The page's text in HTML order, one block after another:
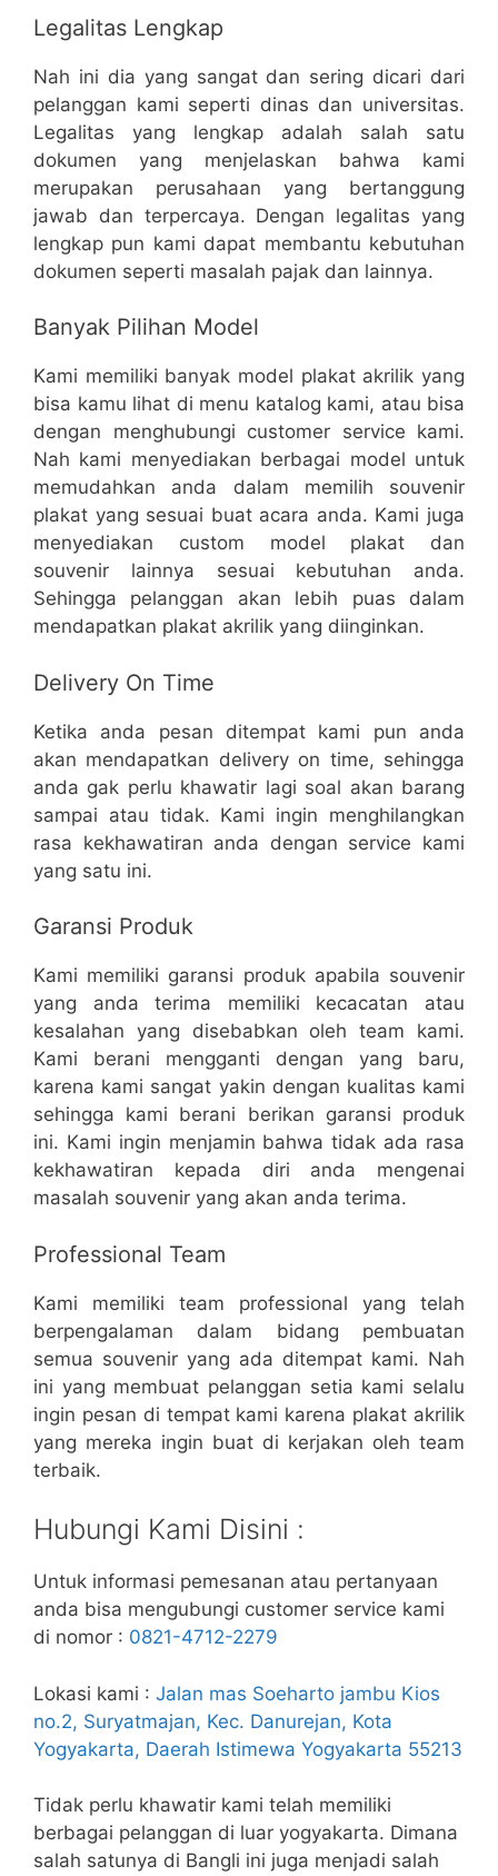
Legalitas Lengkap
Nah ini dia yang sangat dan sering dicari dari
pelanggan kami seperti dinas dan universitas.
Legalitas yang lengkap adalah salah satu
dokumen yang menjelaskan bahwa kami
merupakan perusahaan yang bertanggung
jawab dan terpercaya. Dengan legalitas yang
lengkap pun kami dapat membantu kebutuhan
dokumen seperti masalah pajak dan lainnya.
Banyak Pilihan Model
Kami memiliki banyak model plakat akrilik yang
bisa kamu lihat di menu katalog kami, atau bisa
dengan menghubungi customer service kami.
Nah kami menyediakan berbagai model untuk
memudahkan anda dalam memilih souvenir
plakat yang sesuai buat acara anda. Kami juga
menyediakan custom model plakat dan
souvenir lainnya sesuai kebutuhan anda.
Sehingga pelanggan akan lebih puas dalam
mendapatkan plakat akrilik yang diinginkan.
Delivery On Time
Ketika anda pesan ditempat kami pun anda
akan mendapatkan delivery on time, sehingga
anda gak perlu khawatir lagi soal akan barang
sampai atau tidak. Kami ingin menghilangkan
rasa kekhawatiran anda dengan service kami
yang satu ini.
Garansi Produk
Kami memiliki garansi produk apabila souvenir
yang anda terima memiliki kecacatan atau
kesalahan yang disebabkan oleh team kami.
Kami berani mengganti dengan yang baru,
karena kami sangat yakin dengan kualitas kami
sehingga kami berani berikan garansi produk
ini. Kami ingin menjamin bahwa tidak ada rasa
kekhawatiran kepada diri anda mengenai
masalah souvenir yang akan anda terima.
Professional Team
Kami memiliki team professional yang telah
berpengalaman dalam bidang pembuatan
semua souvenir yang ada ditempat kami. Nah
ini yang membuat pelanggan setia kami selalu
ingin pesan di tempat kami karena plakat akrilik
yang mereka ingin buat di kerjakan oleh team
terbaik.
Hubungi Kami Disini :
Untuk informasi pemesanan atau pertanyaan
anda bisa mengubungi customer service kami
di nomor : 0821-4712-2279
Lokasi kami : Jalan mas Soeharto jambu Kios
no.2, Suryatmajan, Kec. Danurejan, Kota
Yogyakarta, Daerah Istimewa Yogyakarta 55213
Tidak perlu khawatir kami telah memiliki
berbagai pelanggan di luar yogyakarta. Dimana
salah satunya di Bangli ini juga menjadi salah